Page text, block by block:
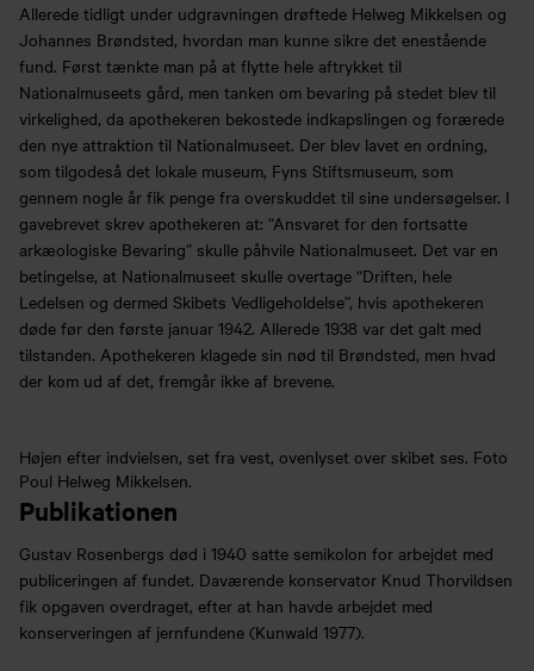
Allerede tidligt under udgravningen drøftede Helweg Mikkelsen og
Johannes Brøndsted, hvordan man kunne sikre det enestående
fund. Først tænkte man på at flytte hele aftrykket til
Nationalmuseets gård, men tanken om bevaring på stedet blev til
virkelighed, da apothekeren bekostede indkapslingen og forærede
den nye attraktion til Nationalmuseet. Der blev lavet en ordning,
som tilgodeså det lokale museum, Fyns Stiftsmuseum, som
gennem nogle år fik penge fra overskuddet til sine undersøgelser. I
gavebrevet skrev apothekeren at: “Ansvaret for den fortsatte
arkæologiske Bevaring” skulle påhvile Nationalmuseet. Det var en
betingelse, at Nationalmuseet skulle overtage “Driften, hele
Ledelsen og dermed Skibets Vedligeholdelse”, hvis apothekeren
døde før den første januar 1942. Allerede 1938 var det galt med
tilstanden. Apothekeren klagede sin nød til Brøndsted, men hvad
der kom ud af det, fremgår ikke af brevene.
Højen efter indvielsen, set fra vest, ovenlyset over skibet ses. Foto
Poul Helweg Mikkelsen.
Publikationen
Gustav Rosenbergs død i 1940 satte semikolon for arbejdet med
publiceringen af fundet. Daværende konservator Knud Thorvildsen
fik opgaven overdraget, efter at han havde arbejdet med
konserveringen af jernfundene (Kunwald 1977).